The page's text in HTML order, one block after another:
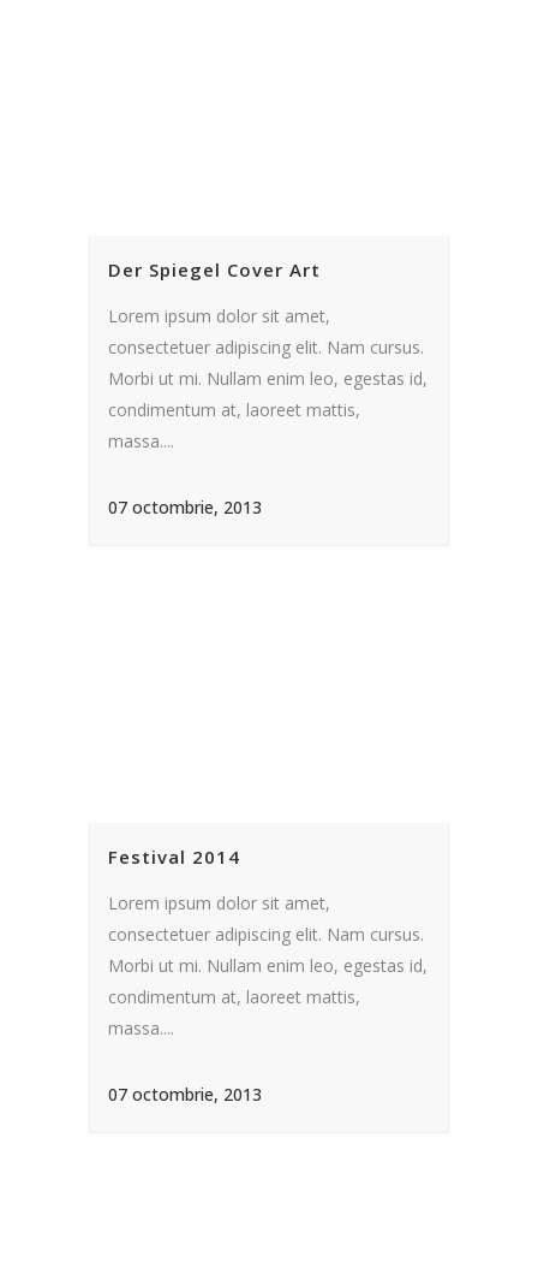
Der Spiegel Cover Art
Lorem ipsum dolor sit amet,
consectetuer adipiscing elit. Nam cursus.
Morbi ut mi. Nullam enim leo, egestas id,
condimentum at, laoreet mattis,
massa....
07 octombrie, 2013
Festival 2014
Lorem ipsum dolor sit amet,
consectetuer adipiscing elit. Nam cursus.
Morbi ut mi. Nullam enim leo, egestas id,
condimentum at, laoreet mattis,
massa....
07 octombrie, 2013